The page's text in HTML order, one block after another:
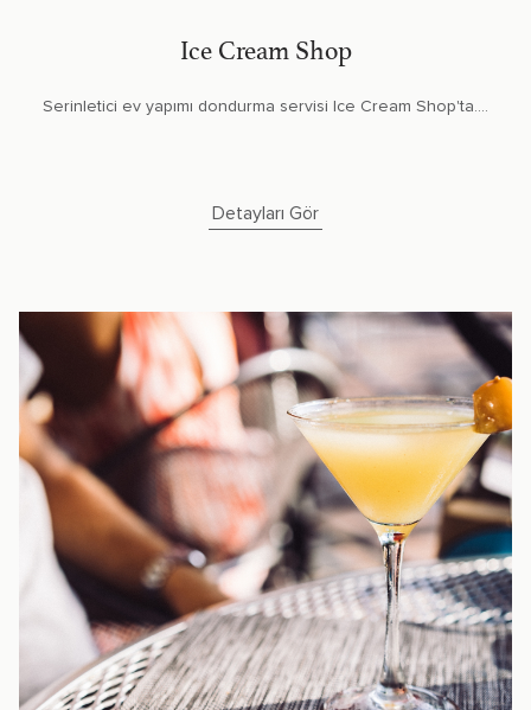
Ice Cream Shop
Serinletici ev yapımı dondurma servisi Ice Cream Shop'ta....
Detayları Gör